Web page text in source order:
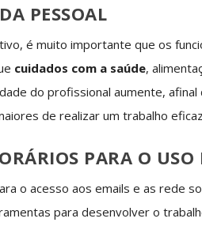
PESSOAL
é muito importante que os
cuidados com a saúde,
do profissional aumente,
de realizar um trabalho
PARA O
o acesso aos emails e as rede
para desenvolver o